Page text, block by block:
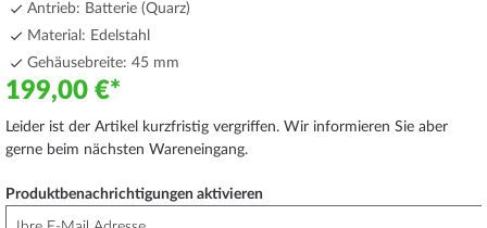
Antrieb: Batterie (Quarz)
Material: Edelstahl
Gehäusebreite: 45 mm
199,00 €
Leider ist der Artikel kurzfristig vergriffen. Wir informieren Sie aber
gerne beim nächsten Wareneingang.
Produktbenachrichtigungen aktivieren